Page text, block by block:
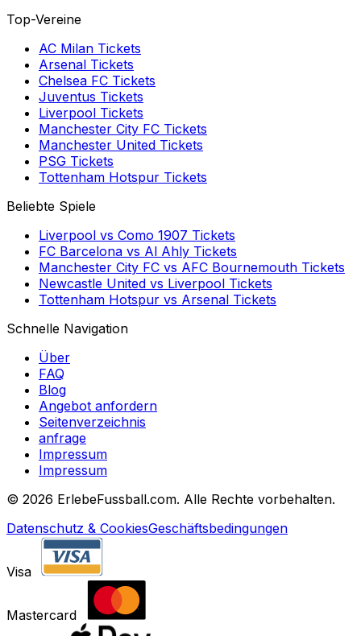
Top-Vereine
AC Milan Tickets
Arsenal Tickets
Chelsea FC Tickets
Juventus Tickets
Liverpool Tickets
Manchester City FC Tickets
Manchester United Tickets
PSG Tickets
Tottenham Hotspur Tickets
Beliebte Spiele
Liverpool vs Como 1907 Tickets
FC Barcelona vs Al Ahly Tickets
Manchester City FC vs AFC Bournemouth Tickets
Newcastle United vs Liverpool Tickets
Tottenham Hotspur vs Arsenal Tickets
Schnelle Navigation
Über
FAQ
Blog
Angebot anfordern
Seitenverzeichnis
anfrage
Impressum
Impressum
© 2026 ErlebeFussball.com. Alle Rechte vorbehalten.
Datenschutz & CookiesGeschäftsbedingungen
Visa
Mastercard